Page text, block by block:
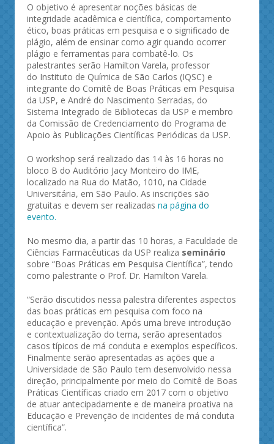
O objetivo é apresentar noções básicas de
integridade acadêmica e científica, comportamento
ético, boas práticas em pesquisa e o significado de
plágio, além de ensinar como agir quando ocorrer
plágio e ferramentas para combatê-lo. Os
palestrantes serão Hamilton Varela, professor
do Instituto de Química de São Carlos (IQSC) e
integrante do Comitê de Boas Práticas em Pesquisa
da USP, e André do Nascimento Serradas, do
Sistema Integrado de Bibliotecas da USP e membro
da Comissão de Credenciamento do Programa de
Apoio às Publicações Científicas Periódicas da USP.
O workshop será realizado das 14 às 16 horas no
bloco B do Auditório Jacy Monteiro do IME,
localizado na Rua do Matão, 1010, na Cidade
Universitária, em São Paulo. As inscrições são
gratuitas e devem ser realizadas na página do
evento.
No mesmo dia, a partir das 10 horas, a Faculdade de
Ciências Farmacêuticas da USP realiza seminário
sobre “Boas Práticas em Pesquisa Científica”, tendo
como palestrante o Prof. Dr. Hamilton Varela.
“Serão discutidos nessa palestra diferentes aspectos
das boas práticas em pesquisa com foco na
educação e prevenção. Após uma breve introdução
e contextualização do tema, serão apresentados
casos típicos de má conduta e exemplos específicos.
Finalmente serão apresentadas as ações que a
Universidade de São Paulo tem desenvolvido nessa
direção, principalmente por meio do Comitê de Boas
Práticas Científicas criado em 2017 com o objetivo
de atuar antecipadamente e de maneira proativa na
Educação e Prevenção de incidentes de má conduta
científica”.